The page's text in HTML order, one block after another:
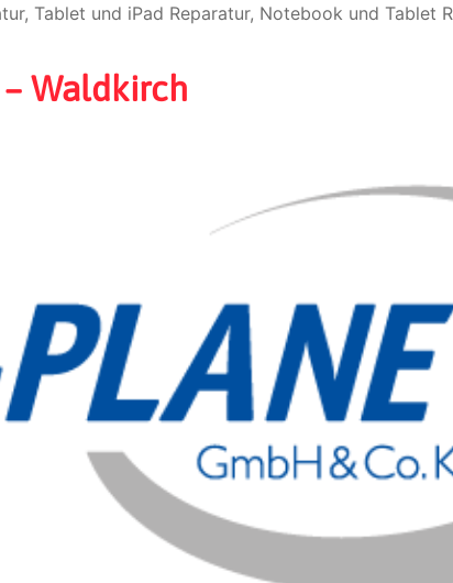
Tablet und iPad Reparatur, Notebook und Tablet
Waldkirch